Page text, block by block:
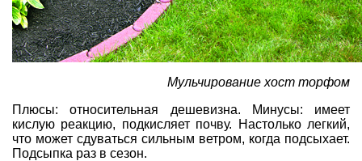
Мульчирование хост торфом
Плюсы: относительная дешевизна. Минусы: имеет
кислую реакцию, подкисляет почву. Настолько легкий,
что может сдуваться сильным ветром, когда подсыхает.
Подсыпка раз в сезон.